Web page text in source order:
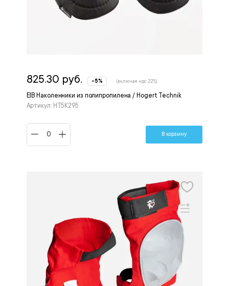
EIB Наколенники из полипропилена / Hogert Technik
Артикул: HT5K295
825.30 руб. -5% (включая ндс 22%)
В корзину